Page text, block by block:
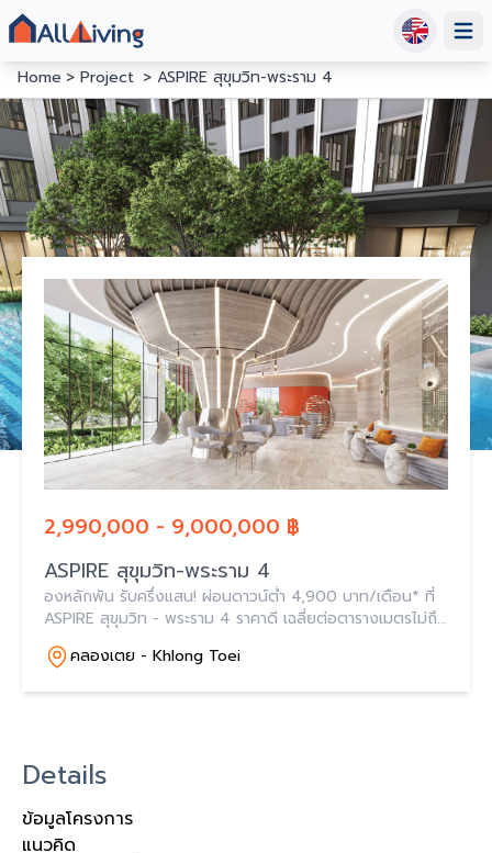
Home
Project ASPIRE สุขุมวิท-พระราม 4
2,990,000 - 9,000,000 ฿
ASPIRE สุขุมวิท-พระราม 4
องหลักพัน รับครึ่งแสน! ผ่อนดาวน์ต่ำ 4,900 บาท/เดือน* ที่
ASPIRE สุขุมวิท - พระราม 4 ราคาดี เฉลี่ยต่อตารางเมตรไม่ถึง
แสน ส่วนกลางวิวงาม ใจกลางสุขุมวิท - พระราม 4
คลองเตย - Khlong Toei
Details
ข้อมูลโครงการ
แนวคิด